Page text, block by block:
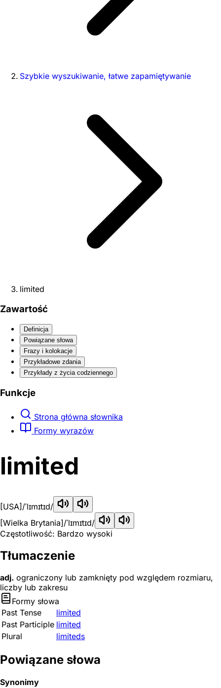
Szybkie wyszukiwanie, łatwe zapamiętywanie
limited
Zawartość
Definicja
Powiązane słowa
Frazy i kolokacje
Przykładowe zdania
Przykłady z życia codziennego
Funkcje
Strona główna słownika
Formy wyrazów
limited
[USA] /ˈlɪmɪtɪd/
[Wielka Brytania]/ˈlɪmɪtɪd/
Częstotliwość: Bardzo wysoki
Tłumaczenie
adj. ograniczony lub zamknięty pod względem rozmiaru,
liczby lub zakresu
Formy słowa
Past Tense
limited
Past Participle limited
Plural
limiteds
Powiązane słowa
Synonimy